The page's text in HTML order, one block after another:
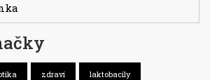
zdraví laktobacily